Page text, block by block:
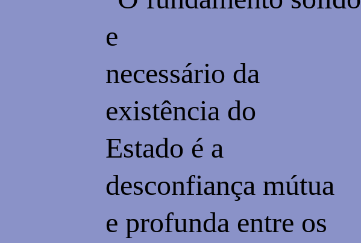
e
necessário da
existência do
Estado é a
desconfiança mútua
e profunda entre os